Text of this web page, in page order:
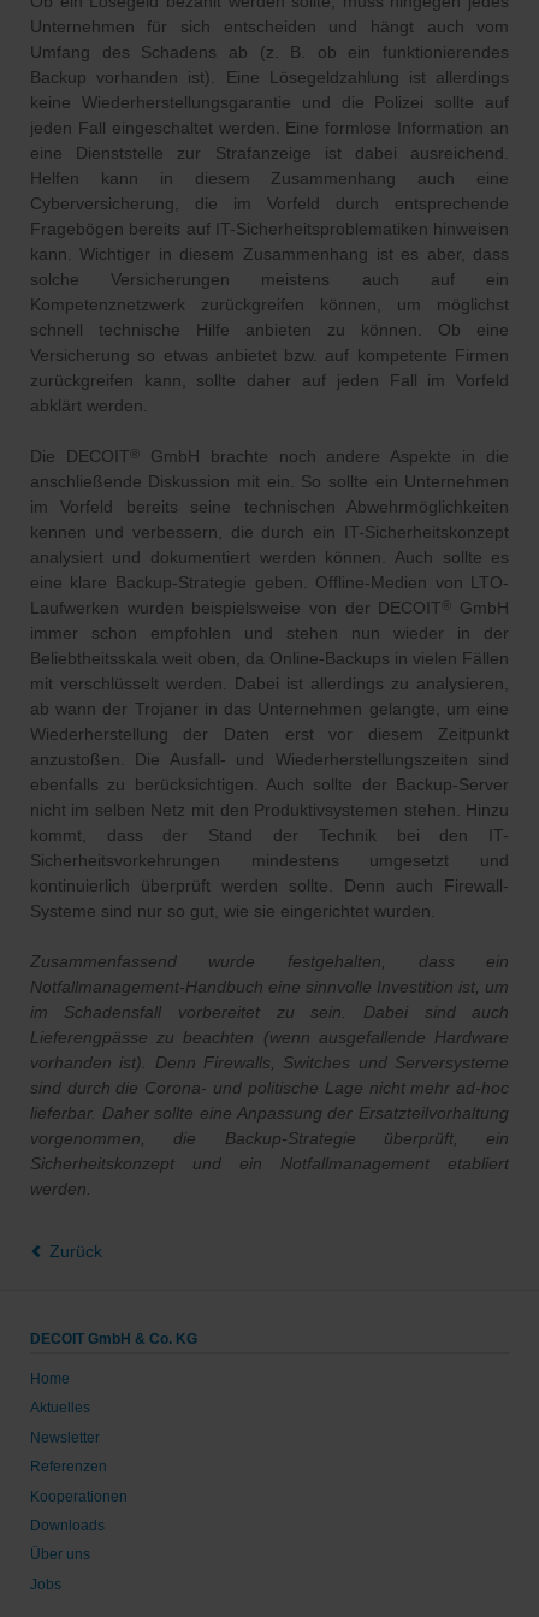
Unternehmen für sich entscheiden und hängt auch vom
Umfang des Schadens ab (z. B. ob ein funktionierendes
Backup vorhanden ist). Eine Lösegeldzahlung ist allerdings
keine Wiederherstellungsgarantie und die Polizei sollte auf
jeden Fall eingeschaltet werden. Eine formlose Information an
eine Dienststelle zur Strafanzeige ist dabei ausreichend.
Helfen kann in diesem Zusammenhang auch eine
Cyberversicherung, die im Vorfeld durch entsprechende
Fragebögen bereits auf IT-Sicherheitsproblematiken hinweisen
kann. Wichtiger in diesem Zusammenhang ist es aber, dass
solche Versicherungen meistens auch auf ein
Kompetenznetzwerk zurückgreifen können, um möglichst
schnell technische Hilfe anbieten zu können. Ob eine
Versicherung so etwas anbietet bzw. auf kompetente Firmen
zurückgreifen kann, sollte daher auf jeden Fall im Vorfeld
abklärt werden.
Die DECOIT ®
GmbH brachte noch andere Aspekte in die
anschließende Diskussion mit ein. So sollte ein Unternehmen
im Vorfeld bereits seine technischen Abwehrmöglichkeiten
kennen und verbessern, die durch ein IT-Sicherheitskonzept
analysiert und dokumentiert werden können. Auch sollte es
eine klare Backup-Strategie geben. Offline-Medien von LTO-
Laufwerken wurden beispielsweise von der DECOIT ®
GmbH
immer schon empfohlen und stehen nun wieder in der
Beliebtheitsskala weit oben, da Online-Backups in vielen Fällen
mit verschlüsselt werden. Dabei ist allerdings zu analysieren,
ab wann der Trojaner in das Unternehmen gelangte, um eine
Wiederherstellung der Daten erst vor diesem Zeitpunkt
anzustoßen. Die Ausfall- und Wiederherstellungszeiten sind
ebenfalls zu berücksichtigen. Auch sollte der Backup-Server
nicht im selben Netz mit den Produktivsystemen stehen. Hinzu
kommt, dass der Stand der Technik bei den IT-
Sicherheitsvorkehrungen mindestens umgesetzt und
kontinuierlich überprüft werden sollte. Denn auch Firewall-
Systeme sind nur so gut, wie sie eingerichtet wurden.
Zusammenfassend wurde festgehalten, dass ein
Notfallmanagement-Handbuch eine sinnvolle Investition ist, um
im Schadensfall vorbereitet zu sein. Dabei sind auch
Lieferengpässe zu beachten (wenn ausgefallende Hardware
vorhanden ist). Denn Firewalls, Switches und Serversysteme
sind durch die Corona- und politische Lage nicht mehr ad-hoc
lieferbar. Daher sollte eine Anpassung der Ersatzteilvorhaltung
vorgenommen, die Backup-Strategie überprüft, ein
Sicherheitskonzept und ein Notfallmanagement etabliert
werden.
Zurück
DECOIT GmbH & Co. KG
Home
Aktuelles
Newsletter
Referenzen
Kooperationen
Downloads
Über uns
Jobs